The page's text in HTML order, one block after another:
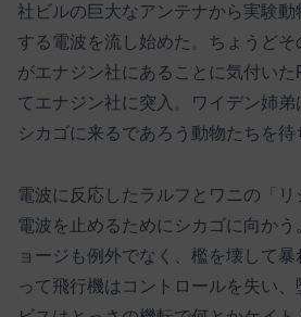
社ビルの巨大なアンテナから実験動
する電波を流し始めた。ちょうどそ
がエナジン社にあることに気付い
てエナジン社に突入。ワイデン姉弟
シカゴに来るであろう動物たちを待
電波に反応したラルフとワニの「
電波を止めるためにシカゴに向か
ョージも例外でなく、檻を壊して
って飛行機はコントロールを失い